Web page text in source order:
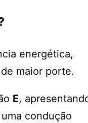
energética,
maior porte.
E,
condução